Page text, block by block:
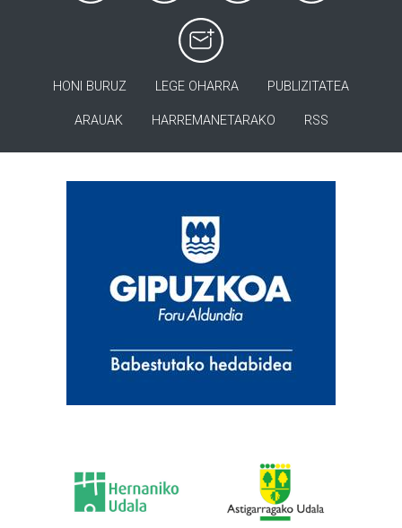
HONI BURUZ LEGE OHARRA PUBLIZITATEA
ARAUAK HARREMANETARAKO RSS